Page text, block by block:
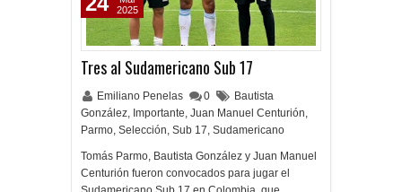
Tres al Sudamericano Sub 17
Emiliano Penelas 0
Bautista
González, Importante, Juan Manuel Centurión,
Parmo, Selección, Sub 17, Sudamericano
Tomás Parmo, Bautista González y Juan Manuel
Centurión fueron convocados para jugar el
2025